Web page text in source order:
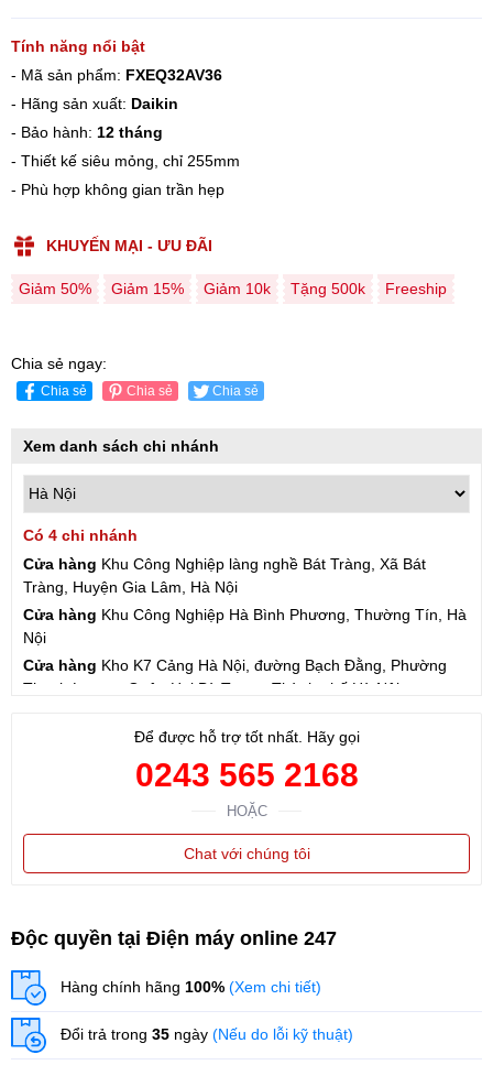
Tính năng nổi bật
- Mã sản phẩm: FXEQ32AV36
- Hãng sản xuất: Daikin
- Bảo hành: 12 tháng
- Thiết kế siêu mỏng, chỉ 255mm
- Phù hợp không gian trần hẹp
KHUYẾN MẠI - ƯU ĐÃI
Giảm 50% Giảm 15% Giảm 10k Tặng 500k Freeship
Chia sẻ ngay:
Chia sẻ Chia sẻ Chia sẻ
Xem danh sách chi nhánh
Có 4 chi nhánh
Cửa hàng Khu Công Nghiệp làng nghề Bát Tràng, Xã Bát
Tràng, Huyện Gia Lâm, Hà Nội
Cửa hàng Khu Công Nghiệp Hà Bình Phương, Thường Tín, Hà
Nội
Cửa hàng Kho K7 Cảng Hà Nội, đường Bạch Đằng, Phường
Thanh Lương, Quận Hai Bà Trưng, Thành phố Hà Nội
Để được hỗ trợ tốt nhất. Hãy gọi
0243 565 2168
HOẶC
Chat với chúng tôi
Độc quyền tại Điện máy online 247
Hàng chính hãng 100% (Xem chi tiết)
Đổi trả trong 35 ngày (Nếu do lỗi kỹ thuật)